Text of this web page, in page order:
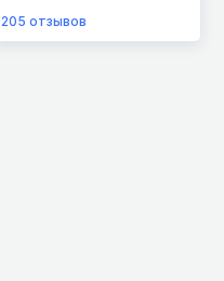
205отзывов